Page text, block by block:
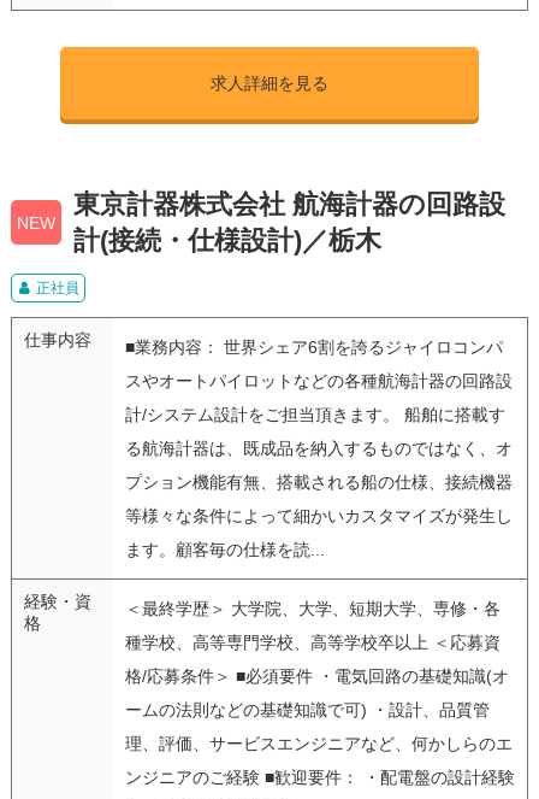
求人詳細を見る
NEW
東京計器株式会社 航海計器の回路設
計(接続・仕様設計)／栃木
正社員
仕事内容
■業務内容： 世界シェア6割を誇るジャイロコンパ
スやオートパイロットなどの各種航海計器の回路設
計/システム設計をご担当頂きます。 船舶に搭載す
る航海計器は、既成品を納入するものではなく、オ
プション機能有無、搭載される船の仕様、接続機器
等様々な条件によって細かいカスタマイズが発生し
ます。顧客毎の仕様を読...
経験・資
格
＜最終学歴＞ 大学院、大学、短期大学、専修・各
種学校、高等専門学校、高等学校卒以上 ＜応募資
格/応募条件＞ ■必須要件 ・電気回路の基礎知識(オ
ームの法則などの基礎知識で可) ・設計、品質管
理、評価、サービスエンジニアなど、何かしらのエ
ンジニアのご経験 ■歓迎要件： ・配電盤の設計経験